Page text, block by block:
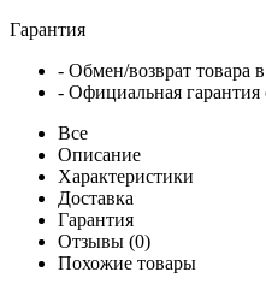
Гарантия
- Обмен/возврат товара
- Официальная гарантия
Все
Описание
Характеристики
Доставка
Гарантия
Отзывы (0)
Похожие товары